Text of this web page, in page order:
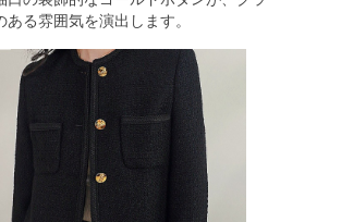
ある雰囲気を演出します。